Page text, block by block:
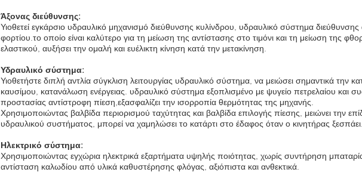
Άξονας διεύθυνσης:
Υιοθετεί εγκάρσιο υδραυλικό μηχανισμό διεύθυνσης κυλίνδρου, υδραυλικό σύστημα
φορτίου.το οποίο είναι καλύτερο για τη μείωση της αντίστασης στο τιμόνι και τη μείωση της
ελαστικού, αυξήσει την ομαλή και ευέλικτη κίνηση κατά την μετακίνηση.
Υδραυλικό σύστημα:
Υιοθετήστε διπλή αντλία σύγκλιση λειτουργίας υδραυλικό σύστημα, να μειώσει σημαντικά την
καυσίμου, κατανάλωση ενέργειας. υδραυλικό σύστημα εξοπλισμένο με ψυγείο πετρελαίου και
προστασίας αντίστροφη πίεση,εξασφαλίζει την ισορροπία θερμότητας της μηχανής.
Χρησιμοποιώντας βαλβίδα περιορισμού ταχύτητας και βαλβίδα επιλογής πίεσης, μειώνει την
υδραυλικού συστήματος, μπορεί να χαμηλώσει το κατάρτι στο έδαφος όταν ο κινητήρας ξεσπάει.
Ηλεκτρικό σύστημα:
Χρησιμοποιώντας εγχώρια ηλεκτρικά εξαρτήματα υψηλής ποιότητας, χωρίς συντήρηση
αντίσταση καλωδίου από υλικά καθυστέρησης φλόγας, αξιόπιστα και ανθεκτικά.